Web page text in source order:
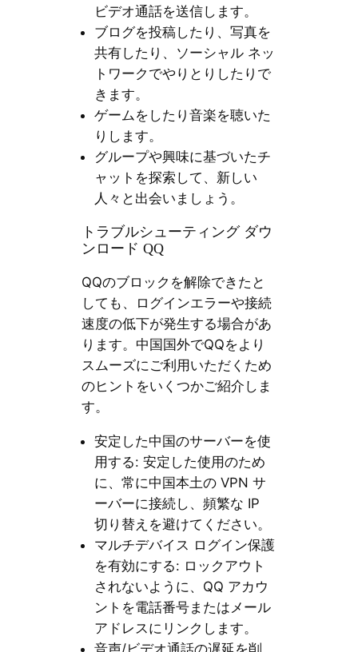
ビデオ通話を送信します。
ブログを投稿したり、写真を
共有したり、ソーシャル ネッ
トワークでやりとりしたりで
きます。
ゲームをしたり音楽を聴いた
りします。
グループや興味に基づいたチ
ャットを探索して、新しい
人々と出会いましょう。
トラブルシューティング ダウ
ンロード QQ
QQのブロックを解除できたと
しても、ログインエラーや接続
速度の低下が発生する場合があ
ります。中国国外でQQをより
スムーズにご利用いただくため
のヒントをいくつかご紹介しま
す。
安定した中国のサーバーを使
用する: 安定した使用のため
に、常に中国本土の VPN サ
ーバーに接続し、頻繁な IP
切り替えを避けてください。
マルチデバイス ログイン保護
を有効にする: ロックアウト
されないように、QQ アカウ
ントを電話番号またはメール
アドレスにリンクします。
音声/ビデオ通話の遅延を削